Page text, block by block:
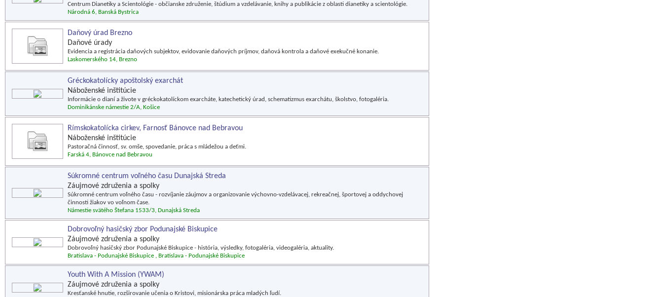
Centrum Dianetiky a Scientológie - občianske združenie, štúdium a vzdelávanie, knihy a publikácie z oblasti dianetiky a scientológie.
Národná 6, Banská Bystrica
Daňový úrad Brezno
Daňové úrady
Evidencia a registrácia daňových subjektov, evidovanie daňových príjmov, daňová kontrola a daňové exekučné konanie.
Laskomerského 14, Brezno
Gréckokatolícky apoštolský exarchát
Náboženské inštitúcie
Informácie o dianí a živote v gréckokatolíckom exarcháte, katechetický úrad, schematizmus exarchátu, školstvo, fotogaléria.
Dominikánske námestie 2/A, Košice
Rímskokatolícka cirkev, Farnosť Bánovce nad Bebravou
Náboženské inštitúcie
Pastoračná činnosť, sv. omše, spovedanie, práca s mládežou a deťmi.
Farská 4, Bánovce nad Bebravou
Súkromné centrum voľného času Dunajská Streda
Záujmové združenia a spolky
Súkromné centrum voľného času - rozvíjanie záujmov a organizovanie výchovno-vzdelávacej, rekreačnej, športovej a oddychovej
činnosti žiakov vo voľnom čase.
Námestie svätého Štefana 1533/3, Dunajská Streda
Dobrovoľný hasičský zbor Podunajské Biskupice
Záujmové združenia a spolky
Dobrovoľný hasičský zbor Podunajské Biskupice - história, výsledky, fotogaléria, videogaléria, aktuality.
Bratislava - Podunajské Biskupice , Bratislava - Podunajské Biskupice
Youth With A Mission (YWAM)
Záujmové združenia a spolky
Kresťanské hnutie, rozširovanie učenia o Kristovi, misionárska práca mladých ľudí.